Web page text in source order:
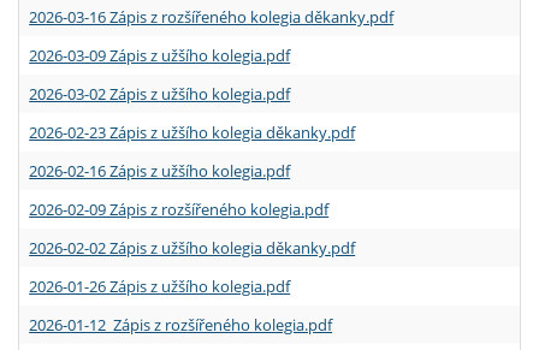
2026-03-16 Zápis z rozšířeného kolegia děkanky.pdf
2026-03-09 Zápis z užšího kolegia.pdf
2026-03-02 Zápis z užšího kolegia.pdf
2026-02-23 Zápis z užšího kolegia děkanky.pdf
2026-02-16 Zápis z užšího kolegia.pdf
2026-02-09 Zápis z rozšířeného kolegia.pdf
2026-02-02 Zápis z užšího kolegia děkanky.pdf
2026-01-26 Zápis z užšího kolegia.pdf
2026-01-12 Zápis z rozšířeného kolegia.pdf